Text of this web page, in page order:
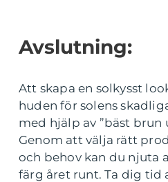
Avslutning:
Att skapa en solkysst
huden för solens
med hjälp av ”bäst brun
Genom att välja rätt
och behov kan du njuta
färg året runt. Ta dig tid